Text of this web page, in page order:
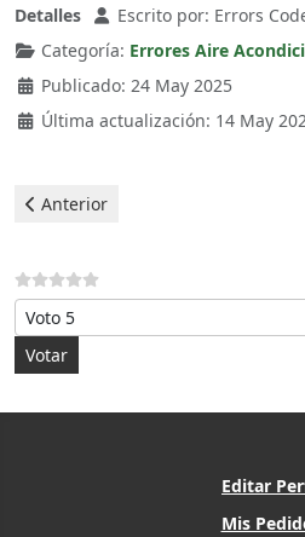
Detalles Escrito por: Errors
Categoría: Errores Aire
Publicado: 24 May 2025
Última actualización: 14 May
Artículo anterior: Midea Aire
Anterior
Por favor, vote
Editar
Mis